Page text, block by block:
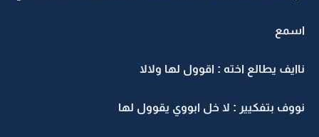
اسمع
ناايف يطالع اخته : اقوول لها ولالا
نووف بتفكيير : لا خل ابووي يقوول لها